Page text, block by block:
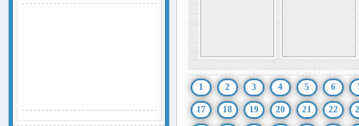
1 2 3 4 5 6
17 18 19 20 21 22